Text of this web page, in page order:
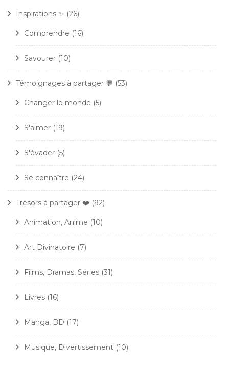
Inspirations ✨ (26)
Comprendre (16)
Savourer (10)
Témoignages à partager 💬 (53)
Changer le monde (5)
S'aimer (19)
S'évader (5)
Se connaître (24)
Trésors à partager ❤️ (92)
Animation, Anime (10)
Art Divinatoire (7)
Films, Dramas, Séries (31)
Livres (16)
Manga, BD (17)
Musique, Divertissement (10)